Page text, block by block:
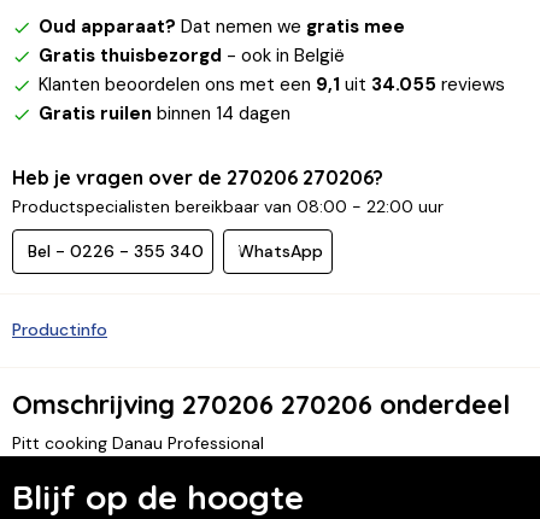
Oud apparaat? Dat nemen we gratis mee
Gratis thuisbezorgd - ook in België
Klanten beoordelen ons met een 9,1 uit 34.055 reviews
Gratis ruilen binnen 14 dagen
Heb je vragen over de 270206 270206?
Productspecialisten bereikbaar van 08:00 - 22:00 uur
Bel - 0226 - 355 340 WhatsApp
Productinfo
Omschrijving 270206 270206 onderdeel
Pitt cooking Danau Professional
Blijf op de hoogte